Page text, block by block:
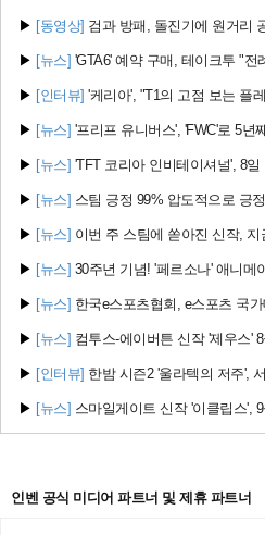
▶ [동영상] 검과 방패, 돌진기에 원거리
▶ [뉴스] 'GTA6' 예약 구매, 테이크투 "전
▶ [인터뷰] '케리아', "T1의 고점 보는 플
▶ [뉴스] '프리프 유니버스', 'FWC'로 5년
▶ [뉴스] 'TFT 코리아 인비테이셔널', 8일
▶ [뉴스] 스팀 긍정 99% 압도적으로 긍
▶ [뉴스] 이번 주 스팀에 쏟아진 신작,
▶ [뉴스] 30주년 기념! '페르소나' 애니메
▶ [뉴스] 한국e스포츠협회, e스포츠 국
▶ [뉴스] 컴투스-에이버튼 신작 '제우스'
▶ [인터뷰] 한밤 시즌2 '울라텍의 저주',
▶ [뉴스] 스마일게이트 신작 '이클립스',
인벤 공식 미디어 파트너 및 제휴 파트너